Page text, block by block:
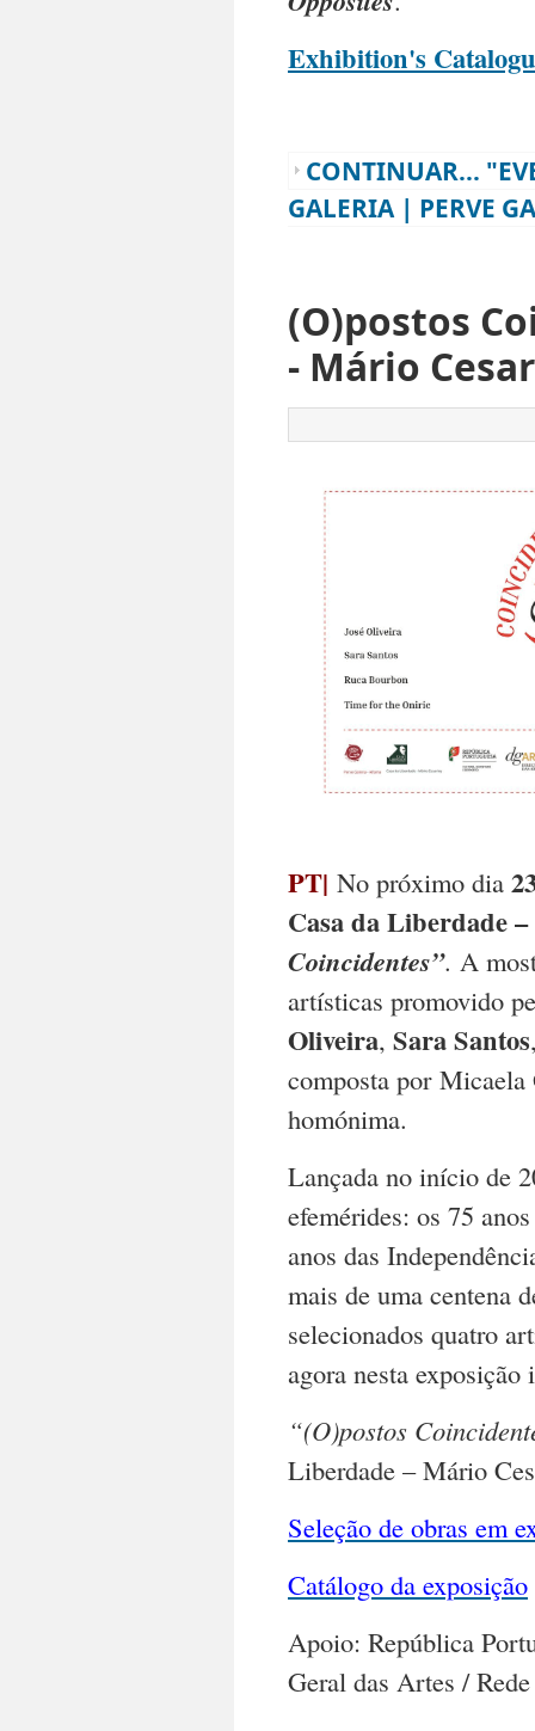
Exhibition's
CONTINUAR...
GALERIA | PERVE
(O)postos
- Mário
PT| No próximo dia
Casa da Liberdade
Coincidentes”. A
artísticas promovido
Oliveira, Sara Santos
composta por Micaela
homónima.
Lançada no início de
efemérides: os 75
anos das
mais de uma centena
selecionados quatro
agora nesta exposição
“(O)postos
Liberdade – Mário
Seleção de obras em
Catálogo da exposição
Apoio: República
Geral das Artes /